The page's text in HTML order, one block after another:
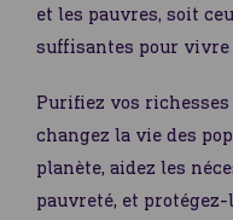
et les pauvres, soit
suffisantes pour vivre
Purifiez vos
changez la vie des
planète, aidez les
pauvreté, et